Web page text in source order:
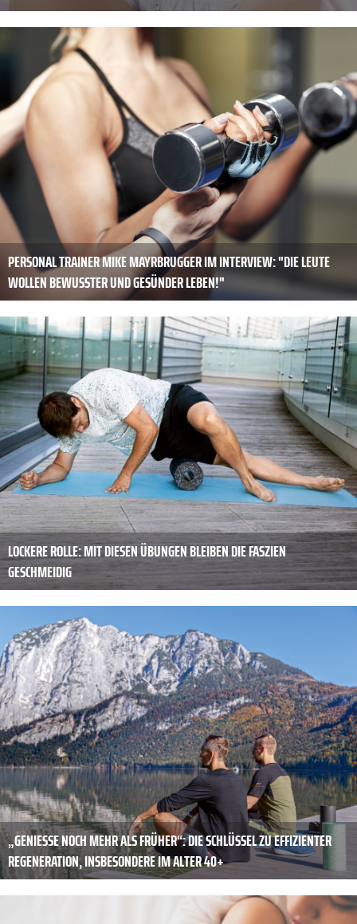
PERSONAL TRAINER MIKE MAYRBRUGGER IM INTERVIEW: "DIE LEUTE
WOLLEN BEWUSSTER UND GESÜNDER LEBEN!"
LOCKERE ROLLE: MIT DIESEN ÜBUNGEN BLEIBEN DIE FASZIEN
GESCHMEIDIG
„GENIESSE NOCH MEHR ALS FRÜHER“: DIE SCHLÜSSEL ZU EFFIZIENTER R
EGENERATION, INSBESONDERE IM ALTER 40+